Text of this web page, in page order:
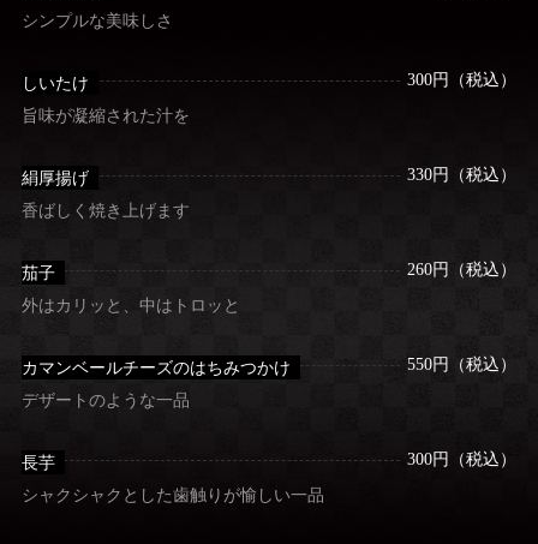
シンプルな美味しさ
しいたけ
旨味が凝縮された汁を
300円（税込）
絹厚揚げ
香ばしく焼き上げます
330円（税込）
茄子
外はカリッと、中はトロッと
260円（税込）
カマンベールチーズのはちみつかけ
デザートのような一品
550円（税込）
長芋
シャクシャクとした歯触りが愉しい一品
300円（税込）